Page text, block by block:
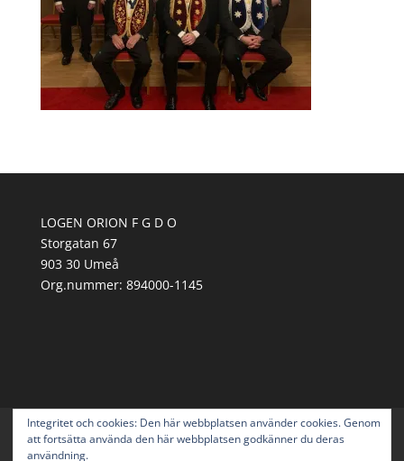
LOGEN ORION F G D O
Storgatan 67
903 30 Umeå
Org.nummer: 894000-1145
Om Orion
Svenska Druid-Orden
Mötesordning
Integritet och cookies: Den här webbplatsen använder cookies. Genom
att fortsätta använda den här webbplatsen godkänner du deras
användning.